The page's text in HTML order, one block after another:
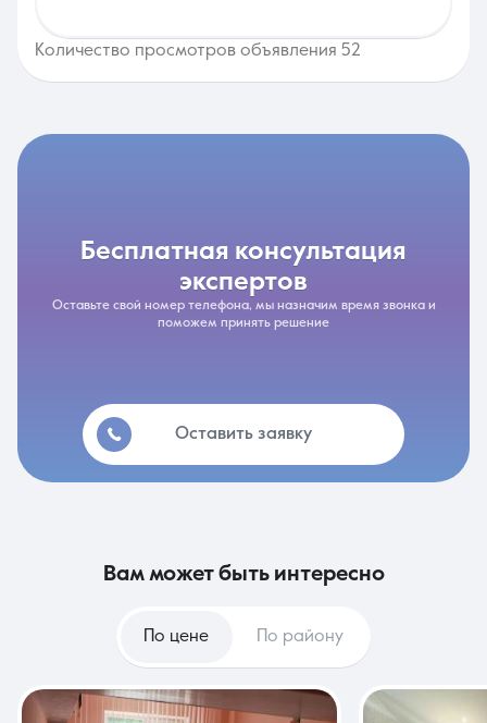
Количество просмотров объявления 52
бесплатная консультация
экспертов
Оставьте свой номер телефона, мы назначим время звонка и
поможем принять решение
Оставить заявку
вам может быть интересно
По цене По району